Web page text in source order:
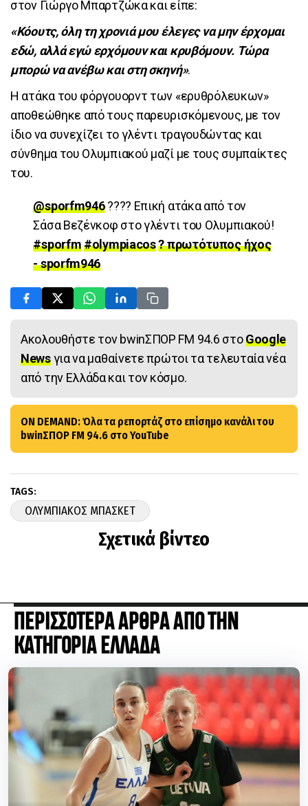
στον Γιώργο Μπαρτζώκα και είπε:
«Κόουτς, όλη τη χρονιά μου έλεγες να μην έρχομαι
εδώ, αλλά εγώ ερχόμουν και κρυβόμουν. Τώρα
μπορώ να ανέβω και στη σκηνή».
Η ατάκα του φόργουορντ των «ερυθρόλευκων»
αποθεώθηκε από τους παρευρισκόμενους, με τον
ίδιο να συνεχίζει το γλέντι τραγουδώντας και
σύνθημα του Ολυμπιακού μαζί με τους συμπαίκτες
του.
@sporfm946???? Επική ατάκα από τον
Σάσα Βεζένκοφ στο γλέντι του Ολυμπιακού!
#sporfm#olympiacos? πρωτότυπος ήχος
- sporfm946
Ακολουθήστε τον bwinΣΠΟΡ FM 94.6 στοGoogle
Newsγια να μαθαίνετε πρώτοι τα τελευταία νέα
από την Ελλάδα και τον κόσμο.
ON DEMAND: Όλα τα ρεπορτάζ στο επίσημο κανάλι του
bwinΣΠΟΡ FM 94.6 στο YouTube
TAGS:
ΟΛΥΜΠΙΑΚΟΣ ΜΠΑΣΚΕΤ
Σχετικά βίντεο
ΠΕΡΙΣΣΟΤΕΡΑ ΑΡΘΡΑ ΑΠΟ ΤΗΝ
ΚΑΤΗΓΟΡΙΑ ΕΛΛΑΔΑ